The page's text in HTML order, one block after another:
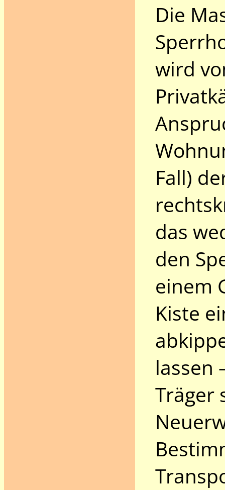
Die
wird
Fall)
das
den
einem
Kiste
lassen
Träger